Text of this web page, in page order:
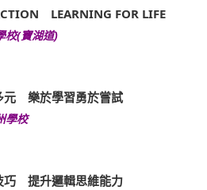
LEARNING FOR LIFE
校(寶湖道)
元 樂於學習勇於嘗試
學校
巧 提升邏輯思維能力